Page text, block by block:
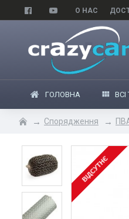
О НАС
ГОЛОВНА
Спорядження
ВІДСУТНЄ